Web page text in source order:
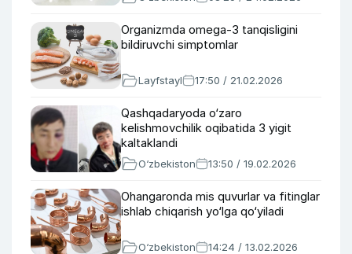
Organizmda omega-3 tanqisligini
bildiruvchi simptomlar
Layfstayl 17:50 / 21.02.2026
Qashqadaryoda o‘zaro
kelishmovchilik oqibatida 3 yigit
kaltaklandi
O‘zbekiston 13:50 / 19.02.2026
Ohangaronda mis quvurlar va fitinglar
ishlab chiqarish yo‘lga qo‘yiladi
O‘zbekiston 14:24 / 13.02.2026